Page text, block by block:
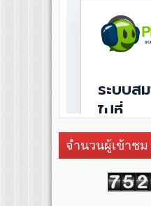
จำนวนผู้เข้าชม